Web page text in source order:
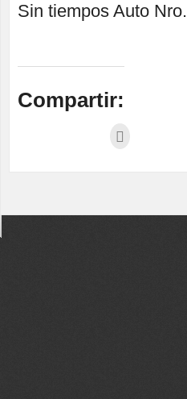
Sin tiempos Auto
Compartir: